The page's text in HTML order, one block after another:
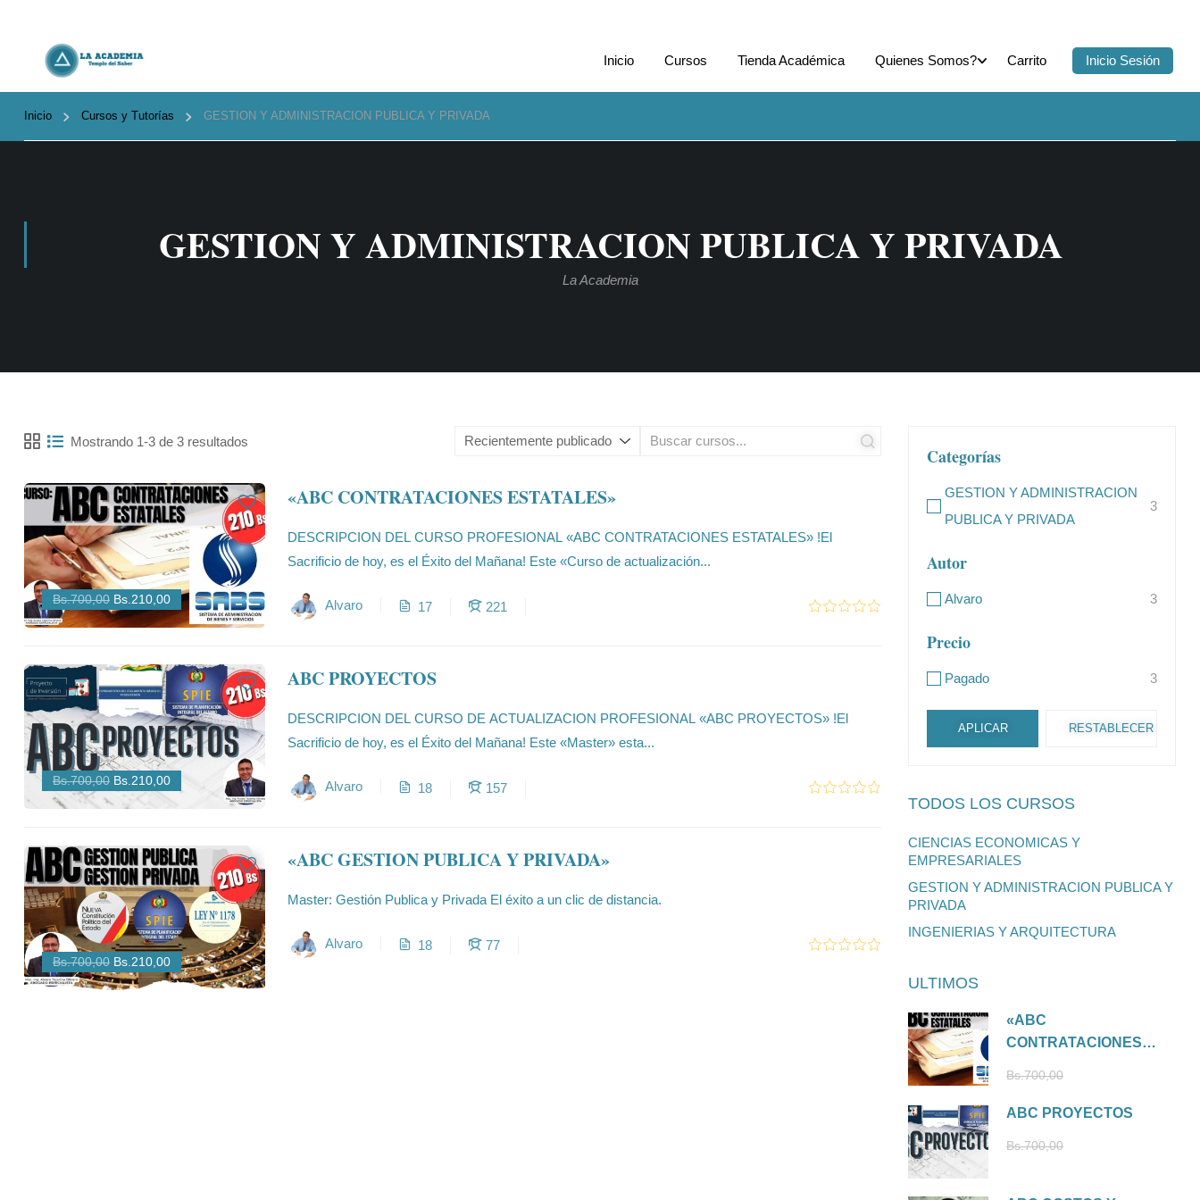
Inicio Cursos Tienda Académica Quienes Somos? Carrito Inicio Sesión
Inicio Cursos y Tutorías GESTION Y ADMINISTRACION PUBLICA Y PRIVADA
GESTION Y ADMINISTRACION PUBLICA Y PRIVADA
La Academia
Mostrando 1-3 de 3 resultados
Bs.700,00 Bs.210,00
«ABC CONTRATACIONES ESTATALES»
DESCRIPCION DEL CURSO PROFESIONAL «ABC CONTRATACIONES ESTATALES» !El
Sacrificio de hoy, es el Éxito del Mañana! Este «Curso de actualización...
Alvaro 17 221
Bs.700,00 Bs.210,00
ABC PROYECTOS
DESCRIPCION DEL CURSO DE ACTUALIZACION PROFESIONAL «ABC PROYECTOS» !El
Sacrificio de hoy, es el Éxito del Mañana! Este «Master» esta...
Alvaro 18 157
Bs.700,00 Bs.210,00
«ABC GESTION PUBLICA Y PRIVADA»
Master: Gestión Publica y Privada El éxito a un clic de distancia.
Alvaro 18 77
Categorías
GESTION Y ADMINISTRACION
PUBLICA Y PRIVADA
3
Autor
Alvaro 3
Precio
Pagado 3
APLICAR RESTABLECER
TODOS LOS CURSOS
CIENCIAS ECONOMICAS Y
EMPRESARIALES
GESTION Y ADMINISTRACION PUBLICA Y
PRIVADA
INGENIERIAS Y ARQUITECTURA
ULTIMOS
«ABC
CONTRATACIONES
Bs.700,00
ABC PROYECTOS
Bs.700,00